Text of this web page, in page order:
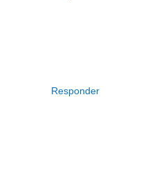
Responder